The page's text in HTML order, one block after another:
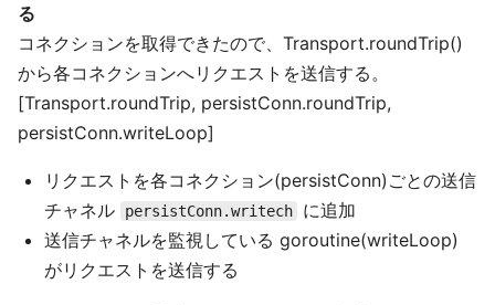
る
コネクションを取得できたので、Transport.roundTrip()
から各コネクションへリクエストを送信する。
[Transport.roundTrip, persistConn.roundTrip,
persistConn.writeLoop]
リクエストを各コネクション(persistConn)ごとの送信
チャネル
persistConn.writech
に追加
送信チャネルを監視している goroutine(writeLoop)
がリクエストを送信する